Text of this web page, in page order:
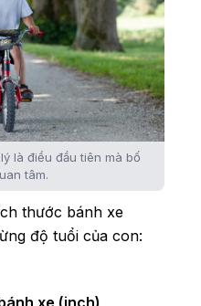
là điều đầu tiên mà bố
tâm.
thước bánh xe
độ tuổi của con: